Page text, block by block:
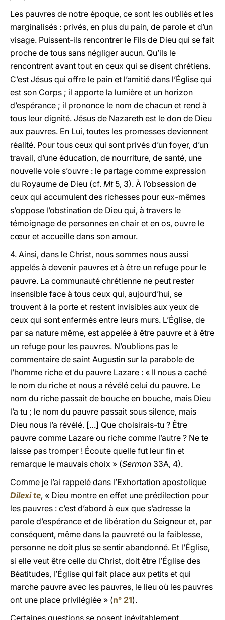
Les pauvres de notre époque, ce sont les oubliés et les
marginalisés : privés, en plus du pain, de parole et d’un
visage. Puissent-ils rencontrer le Fils de Dieu qui se fait
proche de tous sans négliger aucun. Qu’ils le
rencontrent avant tout en ceux qui se disent chrétiens.
C’est Jésus qui offre le pain et l’amitié dans l’Église qui
est son Corps ; il apporte la lumière et un horizon
d’espérance ; il prononce le nom de chacun et rend à
tous leur dignité. Jésus de Nazareth est le don de Dieu
aux pauvres. En Lui, toutes les promesses deviennent
réalité. Pour tous ceux qui sont privés d’un foyer, d’un
travail, d’une éducation, de nourriture, de santé, une
nouvelle voie s’ouvre : le partage comme expression
du Royaume de Dieu (cf. Mt5, 3). À l’obsession de
ceux qui accumulent des richesses pour eux-mêmes
s’oppose l’obstination de Dieu qui, à travers le
témoignage de personnes en chair et en os, ouvre le
cœur et accueille dans son amour.
4. Ainsi, dans le Christ, nous sommes nous aussi
appelés à devenir pauvres et à être un refuge pour le
pauvre. La communauté chrétienne ne peut rester
insensible face à tous ceux qui, aujourd’hui, se
trouvent à la porte et restent invisibles aux yeux de
ceux qui sont enfermés entre leurs murs. L’Église, de
par sa nature même, est appelée à être pauvre et à être
un refuge pour les pauvres. N’oublions pas le
commentaire de saint Augustin sur la parabole de
l’homme riche et du pauvre Lazare : « Il nous a caché
le nom du riche et nous a révélé celui du pauvre. Le
nom du riche passait de bouche en bouche, mais Dieu
l’a tu ; le nom du pauvre passait sous silence, mais
Dieu nous l’a révélé. […] Que choisirais-tu ? Être
pauvre comme Lazare ou riche comme l’autre ? Ne te
laisse pas tromper ! Écoute quelle fut leur fin et
remarque le mauvais choix » (Sermon 33A, 4).
Comme je l’ai rappelé dans l’Exhortation apostolique
Dilexi te, « Dieu montre en effet une prédilection pour
les pauvres : c’est d’abord à eux que s’adresse la
parole d’espérance et de libération du Seigneur et, par
conséquent, même dans la pauvreté ou la faiblesse,
personne ne doit plus se sentir abandonné. Et l’Église,
si elle veut être celle du Christ, doit être l’Église des
Béatitudes, l’Église qui fait place aux petits et qui
marche pauvre avec les pauvres, le lieu où les pauvres
ont une place privilégiée » (n° 21).
Certaines questions se posent inévitablement,